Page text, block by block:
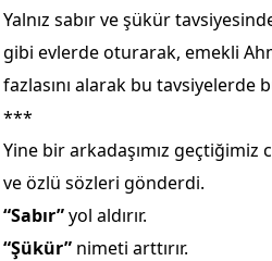
Yalnız sabır ve şükür
gibi evlerde oturarak, emekli
fazlasını alarak bu tavsiyelerde
***
Yine bir arkadaşımız geçtiğimiz
ve özlü sözleri gönderdi.
“Sabır”yol aldırır.
“Şükür” nimeti arttırır.